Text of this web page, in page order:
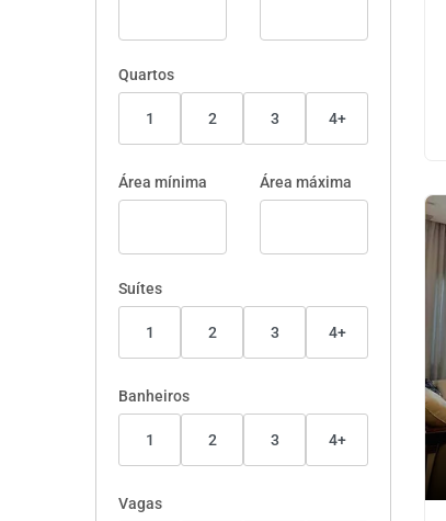
Quartos
1 2 3 4+
Área mínima Área máxima
Suítes
1 2 3 4+
Banheiros
1 2 3 4+
Vagas